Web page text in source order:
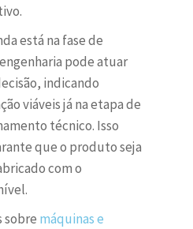
está na fase de
pode atuar
indicando
viáveis já na etapa de
técnico. Isso
que o produto seja
com o
sobre máquinas e